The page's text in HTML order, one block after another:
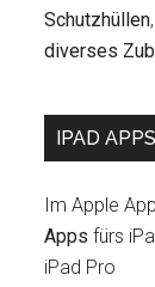
Schutzhüllen,
diverses
IPAD
Im Apple
Apps fürs
iPad Pro